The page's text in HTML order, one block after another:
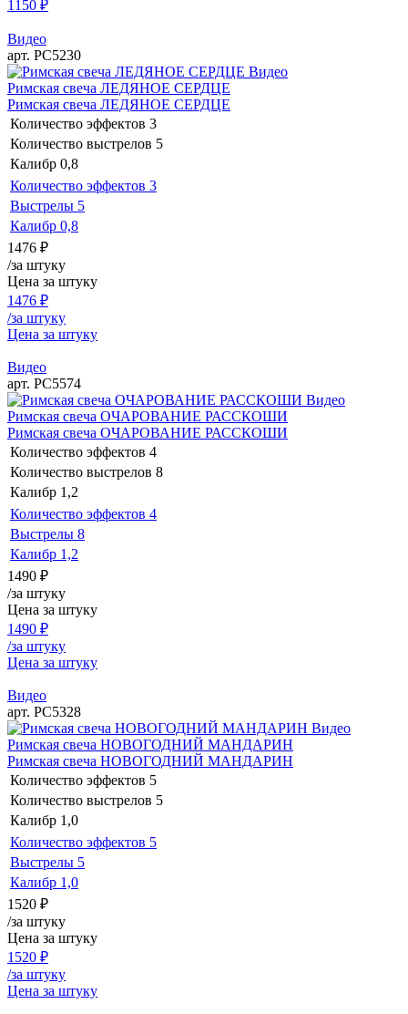
1150 ₽
Видео
арт. РС5230
Видео
Римская свеча ЛЕДЯНОЕ СЕРДЦЕ
Римская свеча ЛЕДЯНОЕ СЕРДЦЕ
Количество эффектов 3
Количество выстрелов 5
Калибр 0,8
Количество эффектов 3
Выстрелы 5
Калибр 0,8
1476 ₽
/за штуку
Цена за штуку
1476 ₽
/за штуку
Цена за штуку
Видео
арт. РС5574
Видео
Римская свеча ОЧАРОВАНИЕ РАССКОШИ
Римская свеча ОЧАРОВАНИЕ РАССКОШИ
Количество эффектов 4
Количество выстрелов 8
Калибр 1,2
Количество эффектов 4
Выстрелы 8
Калибр 1,2
1490 ₽
/за штуку
Цена за штуку
1490 ₽
/за штуку
Цена за штуку
Видео
арт. РС5328
Видео
Римская свеча НОВОГОДНИЙ МАНДАРИН
Римская свеча НОВОГОДНИЙ МАНДАРИН
Количество эффектов 5
Количество выстрелов 5
Калибр 1,0
Количество эффектов 5
Выстрелы 5
Калибр 1,0
1520 ₽
/за штуку
Цена за штуку
1520 ₽
/за штуку
Цена за штуку